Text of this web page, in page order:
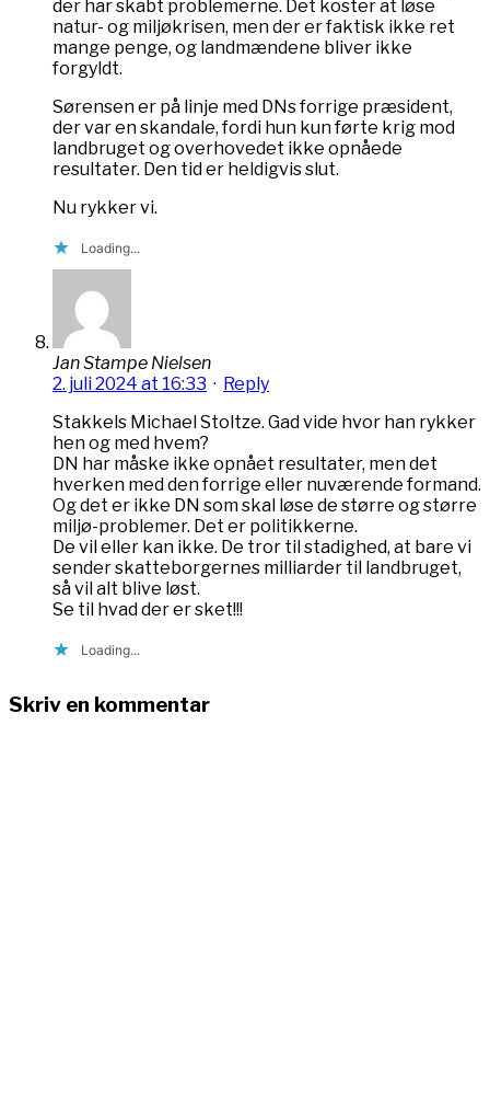
der har skabt problemerne. Det koster at løse
natur- og miljøkrisen, men der er faktisk ikke ret
mange penge, og landmændene bliver ikke
forgyldt.
Sørensen er på linje med DNs forrige præsident,
der var en skandale, fordi hun kun førte krig mod
landbruget og overhovedet ikke opnåede
resultater. Den tid er heldigvis slut.
Nu rykker vi.
Loading...
Jan Stampe Nielsen
2. juli 2024 at 16:33 · Reply
Stakkels Michael Stoltze. Gad vide hvor han rykker
hen og med hvem?
DN har måske ikke opnået resultater, men det
hverken med den forrige eller nuværende formand.
Og det er ikke DN som skal løse de større og større
miljø-problemer. Det er politikkerne.
De vil eller kan ikke. De tror til stadighed, at bare vi
sender skatteborgernes milliarder til landbruget,
så vil alt blive løst.
Se til hvad der er sket!!!
Loading...
Skriv en kommentar